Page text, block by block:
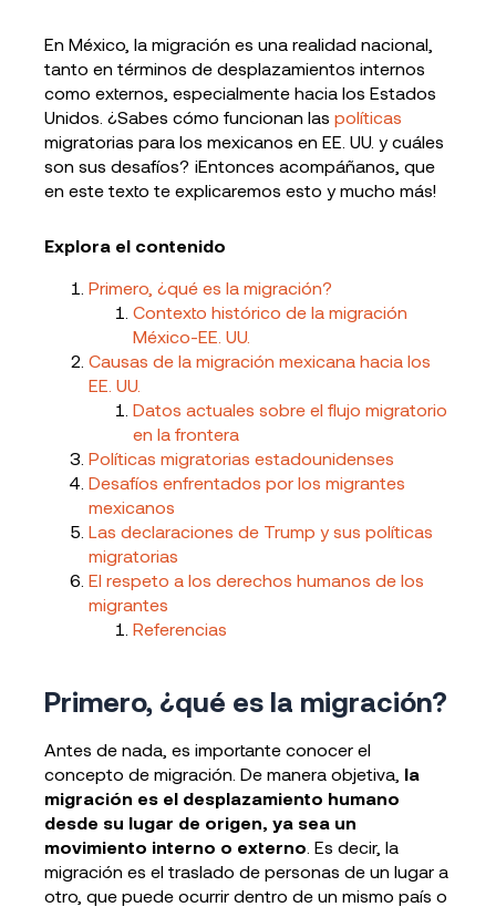
En México, la migración es una realidad nacional,
tanto en términos de desplazamientos internos
como externos, especialmente hacia los Estados
Unidos. ¿Sabes cómo funcionan las políticas
migratorias para los mexicanos en EE. UU. y cuáles
son sus desafíos? ¡Entonces acompáñanos, que
en este texto te explicaremos esto y mucho más!
Explora el contenido
Primero, ¿qué es la migración?
Contexto histórico de la migración
México-EE. UU.
Causas de la migración mexicana hacia los
EE. UU.
Datos actuales sobre el flujo migratorio
en la frontera
Políticas migratorias estadounidenses
Desafíos enfrentados por los migrantes
mexicanos
Las declaraciones de Trump y sus políticas
migratorias
El respeto a los derechos humanos de los
migrantes
Referencias
Primero, ¿qué es la migración?
Antes de nada, es importante conocer el
concepto de migración. De manera objetiva, la
migración es el desplazamiento humano
desde su lugar de origen, ya sea un
movimiento interno o externo . Es decir, la
migración es el traslado de personas de un lugar a
otro, que puede ocurrir dentro de un mismo país o